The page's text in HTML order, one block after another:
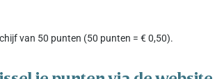
van 50 punten (50 punten = € 0,50).